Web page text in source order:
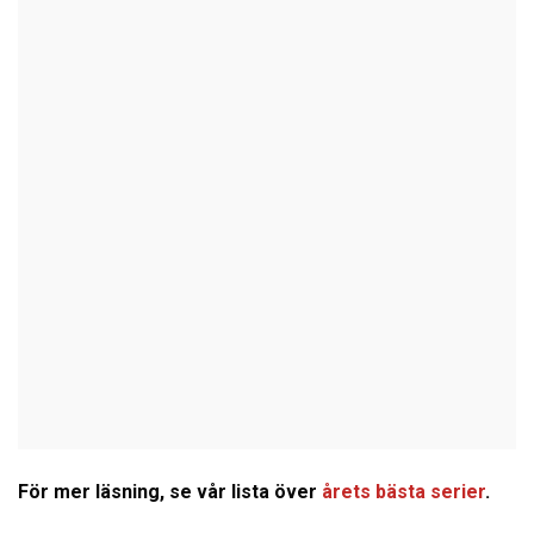
För mer läsning, se vår lista över årets bästa serier.